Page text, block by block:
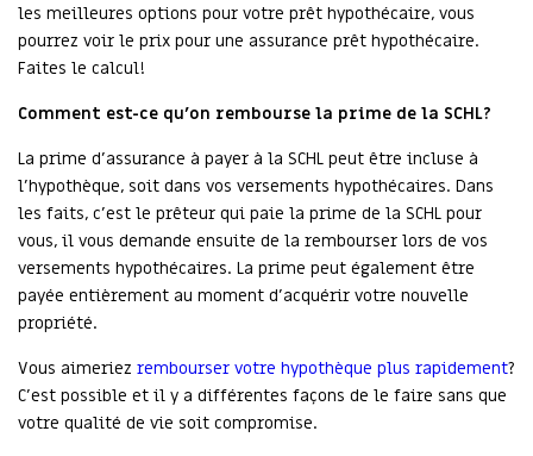
les meilleures options pour votre prêt hypothécaire, vous
pourrez voir le prix pour une assurance prêt hypothécaire.
Faites le calcul!
Comment est-ce qu’on rembourse la prime de la SCHL?
La prime d’assurance à payer à la SCHL peut être incluse à
l’hypothèque, soit dans vos versements hypothécaires. Dans
les faits, c’est le prêteur qui paie la prime de la SCHL pour
vous, il vous demande ensuite de la rembourser lors de vos
versements hypothécaires. La prime peut également être
payée entièrement au moment d’acquérir votre nouvelle
propriété.
Vous aimeriez rembourser votre hypothèque plus rapidement?
C’est possible et il y a différentes façons de le faire sans que
votre qualité de vie soit compromise.